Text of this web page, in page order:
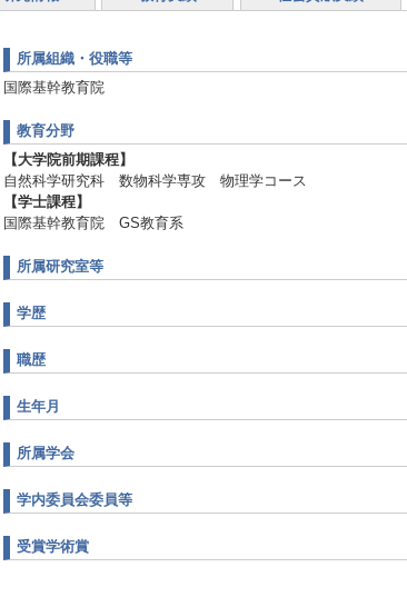
所属組織・役職等
国際基幹教育院
教育分野
【大学院前期課程】
自然科学研究科 数物科学専攻 物理学コース
【学士課程】
国際基幹教育院 GS教育系
所属研究室等
学歴
職歴
生年月
所属学会
学内委員会委員等
受賞学術賞